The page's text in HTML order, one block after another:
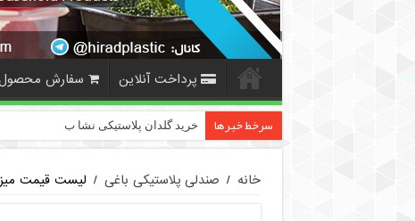
پرداخت آنلاین سفارش
سرخط خبرها خرید گلدان پلاستیکی نشا به صورت عمده
خانه / صندلی پلاستیکی باغی / لیست قیمت